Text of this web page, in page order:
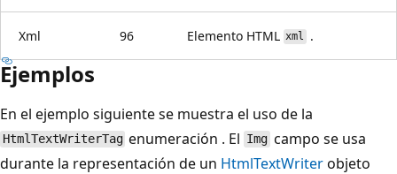
Xml 96 Elemento HTML xml .
Ejemplos
En el ejemplo siguiente se muestra el uso de la
HtmlTextWriterTag enumeración . El Imgcampo se usa
durante la representación de un HtmlTextWriterobjeto